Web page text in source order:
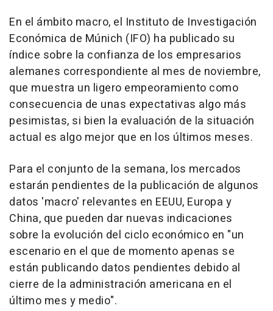
En el ámbito macro, el Instituto de Investigación
Económica de Múnich (IFO) ha publicado su
índice sobre la confianza de los empresarios
alemanes correspondiente al mes de noviembre,
que muestra un ligero empeoramiento como
consecuencia de unas expectativas algo más
pesimistas, si bien la evaluación de la situación
actual es algo mejor que en los últimos meses.
Para el conjunto de la semana, los mercados
estarán pendientes de la publicación de algunos
datos 'macro' relevantes en EEUU, Europa y
China, que pueden dar nuevas indicaciones
sobre la evolución del ciclo económico en "un
escenario en el que de momento apenas se
están publicando datos pendientes debido al
cierre de la administración americana en el
último mes y medio".